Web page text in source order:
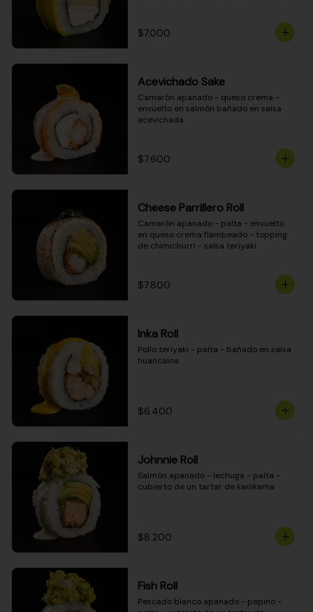
$7.000
Acevichado Sake
Camarón apanado - queso crema -
envuelto en salmón bañado en salsa
acevichada
$7.600
Cheese Parrillero Roll
Camarón apanado - palta - envuelto
en queso crema flambeado - topping
de chimichurri - salsa teriyaki
$7.800
Inka Roll
Pollo teriyaki - palta - bañado en salsa
huancaína
$6.400
Johnnie Roll
Salmón apanado - lechuga - palta -
cubierto de un tartar de kanikama
$8.200
Fish Roll
Pescado blanco apanado - pepino -